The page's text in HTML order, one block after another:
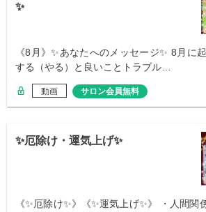
✨
《8月》✨あなたへのメッセージ✨ 8月に
する（やる）と良いことトラブル…
動画 サロン会員無料
✨厄除け・運気上げ✨
《✨厄除け✨》《✨運気上げ✨》 ・人間